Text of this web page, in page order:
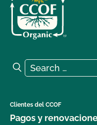
Search for:
Search
Clientes del CCOF
Pagos y